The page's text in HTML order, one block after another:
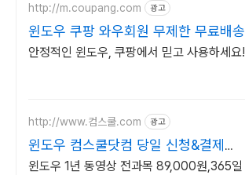
http://m.coupang.com 광고
윈도우 쿠팡 와우회원 무제한 무료배송
안정적인 윈도우, 쿠팡에서 믿고 사용하세요!
http://www.컴스쿨.com 광고
윈도우 컴스쿨닷컴 당일 신청&결제시
기프티콘!
윈도우 1년 동영상 전과목 89,000원,365일